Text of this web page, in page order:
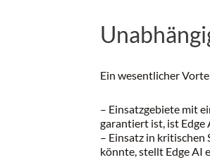
Ein wesentlicher
– Einsatzgebiete mit
garantiert ist, ist Edge
– Einsatz in
könnte, stellt Edge AI